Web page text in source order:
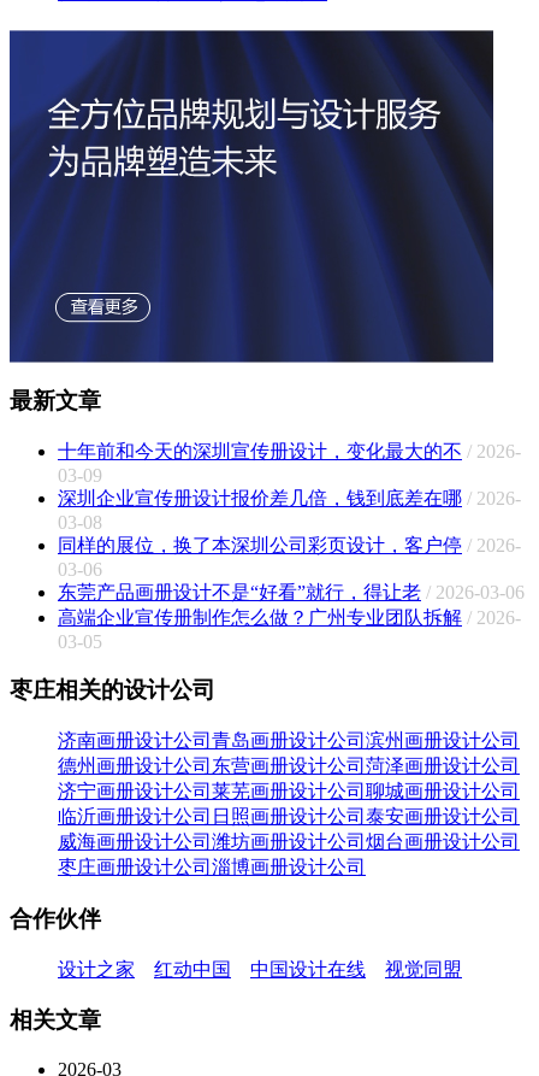
最新文章
十年前和今天的深圳宣传册设计，变化最大的不 / 2026-
03-09
深圳企业宣传册设计报价差几倍，钱到底差在哪 / 2026-
03-08
同样的展位，换了本深圳公司彩页设计，客户停 / 2026-
03-06
东莞产品画册设计不是“好看”就行，得让老 / 2026-03-06
高端企业宣传册制作怎么做？广州专业团队拆解 / 2026-
03-05
枣庄相关的设计公司
济南画册设计公司 青岛画册设计公司 滨州画册设计公司
德州画册设计公司 东营画册设计公司 菏泽画册设计公司
济宁画册设计公司 莱芜画册设计公司 聊城画册设计公司
临沂画册设计公司 日照画册设计公司 泰安画册设计公司
威海画册设计公司 潍坊画册设计公司 烟台画册设计公司
枣庄画册设计公司 淄博画册设计公司
合作伙伴
设计之家 红动中国 中国设计在线 视觉同盟
相关文章
2026-03